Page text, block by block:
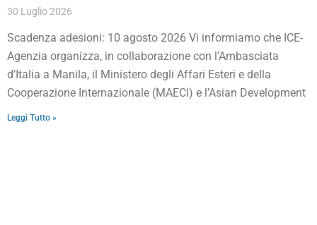
30 Luglio 2026
Scadenza adesioni: 10 agosto 2026 Vi informiamo che ICE-
Agenzia organizza, in collaborazione con l’Ambasciata
d’Italia a Manila, il Ministero degli Affari Esteri e della
Cooperazione Internazionale (MAECI) e l’Asian Development
Leggi Tutto »